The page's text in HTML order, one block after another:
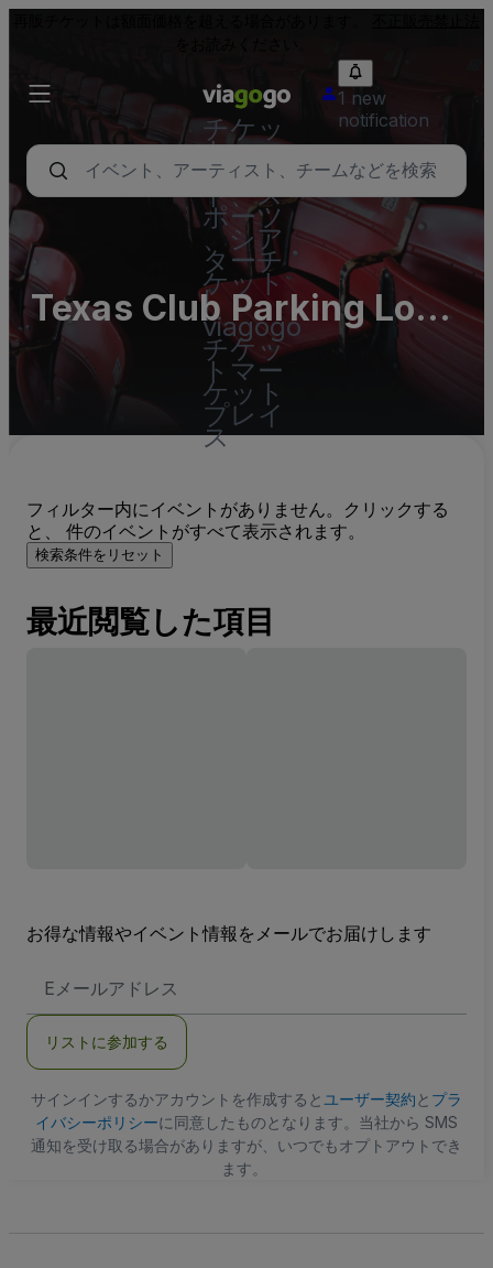
チケッ
ト - コ
ンサー
ト、ス
ポーツ
、シア
ターチ
ケット
|
viagogo
チケッ
トマー
ケット
プレイ
ス
1 new
notification
Texas Club Parking Lots
(InActive)
フィルター内にイベントがありません。クリックする
と、 件のイベントがすべて表示されます。
検索条件をリセット
最近閲覧した項目
お得な情報やイベント情報をメールでお届けします
メ
ア
ス
リストに参加する
サインインするかアカウントを作成すると ユーザー契約と プラ
イバシーポリシーに同意したものとなります。当社から SMS
通知を受け取る場合がありますが、いつでもオプトアウトでき
ます。